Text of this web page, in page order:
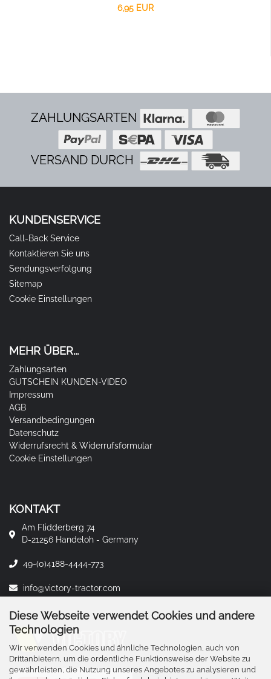
Diese Webseite verwendet Cookies und andere
Technologien
Wir verwenden Cookies und ähnliche Technologien, auch von
Drittanbietern, um die ordentliche Funktionsweise der Website zu
gewährleisten, die Nutzung unseres Angebotes zu analysieren und
6,95 EUR
ZAHLUNGSARTEN
VERSAND DURCH
KUNDENSERVICE
Call-Back Service
Kontaktieren Sie uns
Sendungsverfolgung
Sitemap
Cookie Einstellungen
MEHR ÜBER...
Zahlungsarten
GUTSCHEIN KUNDEN-VIDEO
Impressum
AGB
Versandbedingungen
Datenschutz
Widerrufsrecht & Widerrufsformular
Cookie Einstellungen
KONTAKT
Am Flidderberg 74
D-21256 Handeloh - Germany
49-(0)4188-4444-773
info@victory-tractor.com